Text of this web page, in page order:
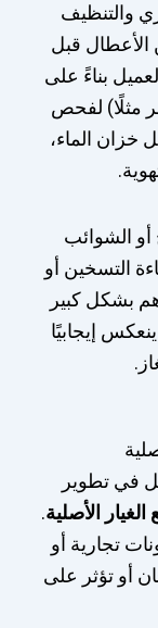
والتنظيف
الأعطال قبل
بناءً على
محدد مسبقًا (كل 6 أشهر مثلًا) لفحص
خزان الماء،
أو الشوائب
التسخين أو
بشكل كبير
إيجابيًا
في تطوير
الأصلية.
تجارية أو
أو تؤثر على